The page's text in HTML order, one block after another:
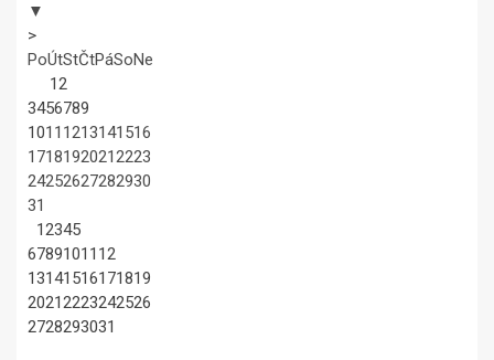
▼
>
PoÚtStČtPáSoNe
12
3456789
1011 1213141516
17181920212223
24252627282930
31
12345
67891011 12
13141516171819
20212223242526
2728293031